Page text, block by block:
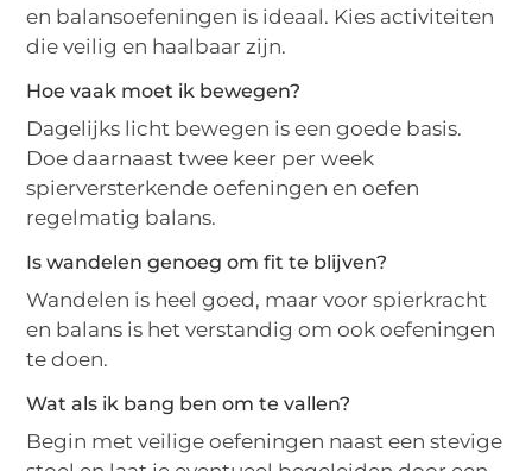
en balansoefeningen is ideaal. Kies activiteiten
die veilig en haalbaar zijn.
Hoe vaak moet ik bewegen?
Dagelijks licht bewegen is een goede basis.
Doe daarnaast twee keer per week
spierversterkende oefeningen en oefen
regelmatig balans.
Is wandelen genoeg om fit te blijven?
Wandelen is heel goed, maar voor spierkracht
en balans is het verstandig om ook oefeningen
te doen.
Wat als ik bang ben om te vallen?
Begin met veilige oefeningen naast een stevige